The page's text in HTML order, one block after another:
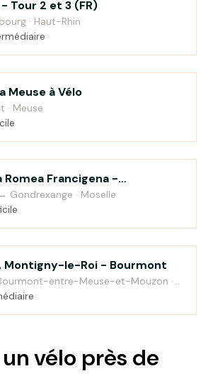
Tour 2 et 3 (FR)
· Haut-Rhin
Meuse à Vélo
· Meuse
Romea Francigena -
to Gondrexange
· Moselle
Montigny-le-Roi - Bourmont
entre-Meuse-et-Mouzon ·
vélo près de